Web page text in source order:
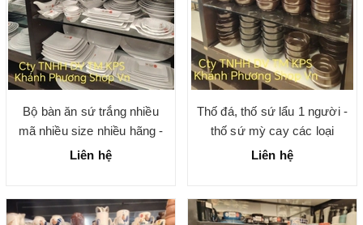
Bộ bàn ăn sứ trắng nhiều
mã nhiều size nhiều hãng -
gốm sứ chính hãng cao cấp
Liên hệ
Thố đá, thố sứ lẩu 1 người -
thố sứ mỳ cay các loại
Liên hệ